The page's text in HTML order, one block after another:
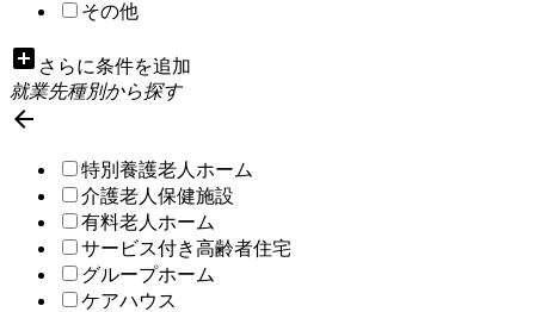
その他
add_box さらに条件を追加
就業先種別から探す

特別養護老人ホーム
介護老人保健施設
有料老人ホーム
サービス付き高齢者住宅
グループホーム
ケアハウス